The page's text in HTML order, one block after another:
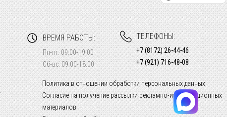
ВРЕМЯ РАБОТЫ:
Пн-пт: 09:00-19:00
Сб-вс: 09:00-18:00
Политика в отношении обработки персональных данных
Согласие на получение рассылки рекламно-информационных
материалов
ТЕЛЕФОНЫ:
+7 (8172) 26-44-46
+7 (921) 716-48-08